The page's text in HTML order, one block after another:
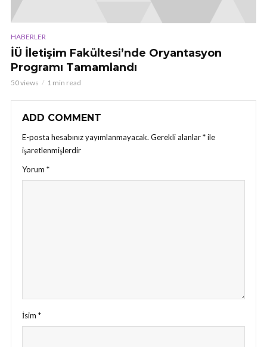
HABERLER
İÜ İletişim Fakültesi’nde Oryantasyon
Programı Tamamlandı
50 views 1 min read
ADD COMMENT
E-posta hesabınız yayımlanmayacak. Gerekli alanlar*ile
işaretlenmişlerdir
Yorum *
İsim *